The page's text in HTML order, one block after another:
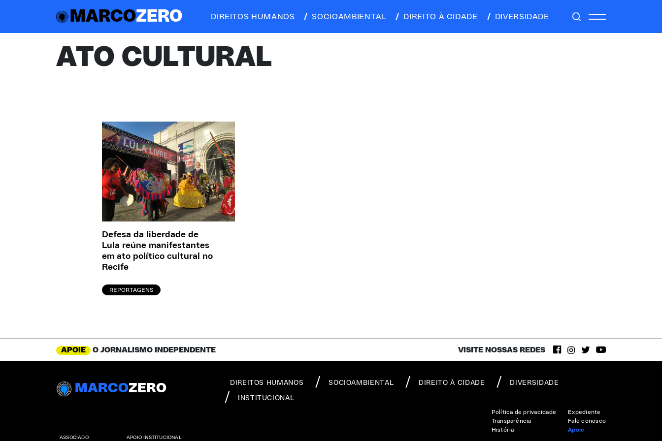
MARCOZERO DIREITOS HUMANOS SOCIOAMBIENTAL DIREITO À CIDADE DIVERSIDADE
ATO CULTURAL
Defesa da liberdade de
Lula reúne manifestantes
em ato político cultural no
Recife
REPORTAGENS
APOIE O JORNALISMO INDEPENDENTE VISITE NOSSAS REDES
MARCOZERO DIREITOS HUMANOS SOCIOAMBIENTAL DIREITO À CIDADE DIVERSIDADE
INSTITUCIONAL
Política de privacidade
Transparência
História
Expediente
Fale conosco
Apoie
ASSOCIADO APOIO INSTITUCIONAL